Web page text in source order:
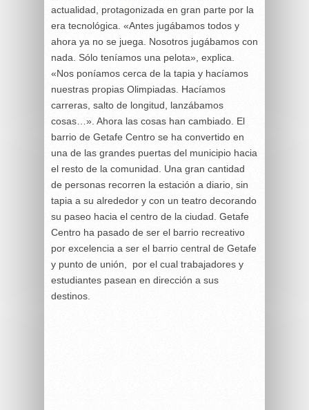
actualidad, protagonizada en gran parte por la
era tecnológica. «Antes jugábamos todos y
ahora ya no se juega. Nosotros jugábamos con
nada. Sólo teníamos una pelota», explica.
«Nos poníamos cerca de la tapia y hacíamos
nuestras propias Olimpiadas. Hacíamos
carreras, salto de longitud, lanzábamos
cosas…». Ahora las cosas han cambiado. El
barrio de Getafe Centro se ha convertido en
una de las grandes puertas del municipio hacia
el resto de la comunidad. Una gran cantidad
de personas recorren la estación a diario, sin
tapia a su alrededor y con un teatro decorando
su paseo hacia el centro de la ciudad. Getafe
Centro ha pasado de ser el barrio recreativo
por excelencia a ser el barrio central de Getafe
y punto de unión, por el cual trabajadores y
estudiantes pasean en dirección a sus
destinos.